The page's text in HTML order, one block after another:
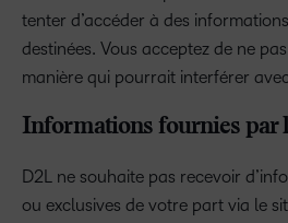
tenter d’accéder à des
destinées. Vous acceptez de ne
manière qui pourrait interférer
Informations fournies par
D2L ne souhaite pas recevoir
ou exclusives de votre part via le